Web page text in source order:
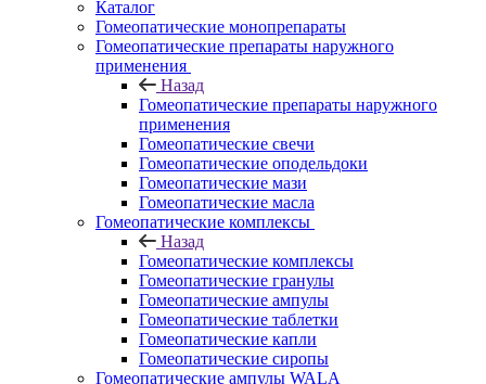
Каталог
Гомеопатические монопрепараты
Гомеопатические препараты наружного
применения
Назад
Гомеопатические препараты наружного
применения
Гомеопатические свечи
Гомеопатические оподельдоки
Гомеопатические мази
Гомеопатические масла
Гомеопатические комплексы
Назад
Гомеопатические комплексы
Гомеопатические гранулы
Гомеопатические ампулы
Гомеопатические таблетки
Гомеопатические капли
Гомеопатические сиропы
Гомеопатические ампулы WALA